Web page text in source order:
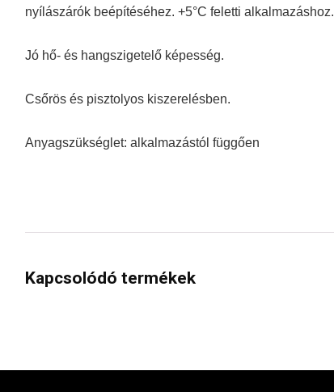
nyílászárók beépítéséhez. +5°C feletti alkalmazáshoz.
Jó hő- és hangszigetelő képesség.
Csőrös és pisztolyos kiszerelésben.
Anyagszükséglet: alkalmazástól függően
Kapcsolódó termékek